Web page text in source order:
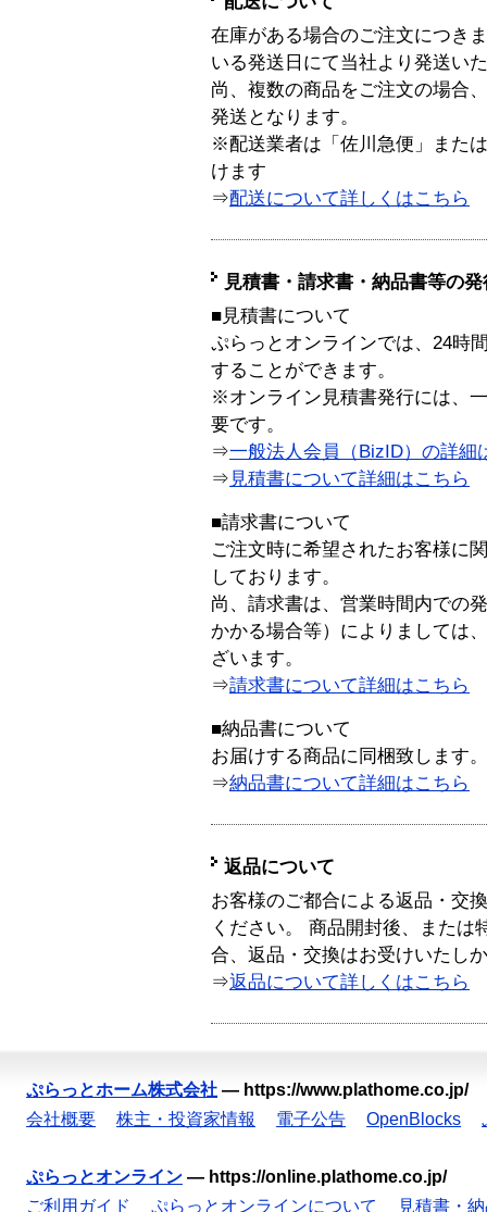
在庫がある場合のご注文につき
いる発送日にて当社より発送い
尚、複数の商品をご注文の場合
発送となります。
※配送業者は「佐川急便」また
けます
⇒配送について詳しくはこちら
見積書・請求書・納品書等の
■見積書について
ぷらっとオンラインでは、24時
することができます。
※オンライン見積書発行には、
要です。
⇒一般法人会員（BizID）の詳細
⇒ 見積書について詳細はこちら
■請求書について
ご注文時に希望されたお客様に
しております。
尚、請求書は、営業時間内での
かかる場合等）によりましては
ざいます。
⇒請求書について詳細はこちら
■納品書について
お届けする商品に同梱致します。
⇒納品書について詳細はこちら
返品について
お客様のご都合による返品・交
ください。 商品開封後、または
合、返品・交換はお受けいたし
⇒返品について詳しくはこちら
ぷらっとホーム株式会社 — https://www.plathome.co.jp/
会社概要
株主・投資家情報 電子公告 OpenBlocks
ぷらっとオンライン — https://online.plathome.co.jp/
ご利用ガイド
ぷらっとオンラインについて 見積書・